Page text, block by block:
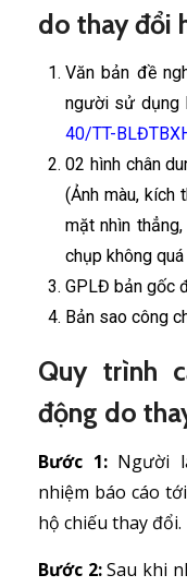
do thay đổi
Văn bản đề
người sử dụng
40/TT-
02 hình chân
(Ảnh màu, kích
mặt nhìn
chụp không
GPLĐ bản gốc
Bản sao công
Quy trình
động do
Bước 1:Người
nhiệm báo cáo
hộ chiếu thay đổi.
Bước 2:Sau khi